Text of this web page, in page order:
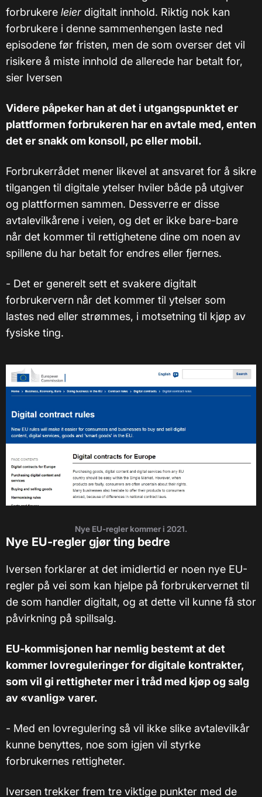
forbrukere leier digitalt innhold. Riktig nok kan
forbrukere i denne sammenhengen laste ned
episodene før fristen, men de som overser det vil
risikere å miste innhold de allerede har betalt for,
sier Iversen
Videre påpeker han at det i utgangspunktet er
plattformen forbrukeren har en avtale med, enten
det er snakk om konsoll, pc eller mobil.
Forbrukerrådet mener likevel at ansvaret for å sikre
tilgangen til digitale ytelser hviler både på utgiver
og plattformen sammen. Dessverre er disse
avtalevilkårene i veien, og det er ikke bare-bare
når det kommer til rettighetene dine om noen av
spillene du har betalt for endres eller fjernes.
- Det er generelt sett et svakere digitalt
forbrukervern når det kommer til ytelser som
lastes ned eller strømmes, i motsetning til kjøp av
fysiske ting.
Nye EU-regler kommer i 2021.
Nye EU-regler gjør ting bedre
Iversen forklarer at det imidlertid er noen nye EU-
regler på vei som kan hjelpe på forbrukervernet til
de som handler digitalt, og at dette vil kunne få stor
påvirkning på spillsalg.
EU-kommisjonen har nemlig bestemt at det
kommer lovreguleringer for digitale kontrakter,
som vil gi rettigheter mer i tråd med kjøp og salg
av «vanlig» varer.
- Med en lovregulering så vil ikke slike avtalevilkår
kunne benyttes, noe som igjen vil styrke
forbrukernes rettigheter.
Iversen trekker frem tre viktige punkter med de